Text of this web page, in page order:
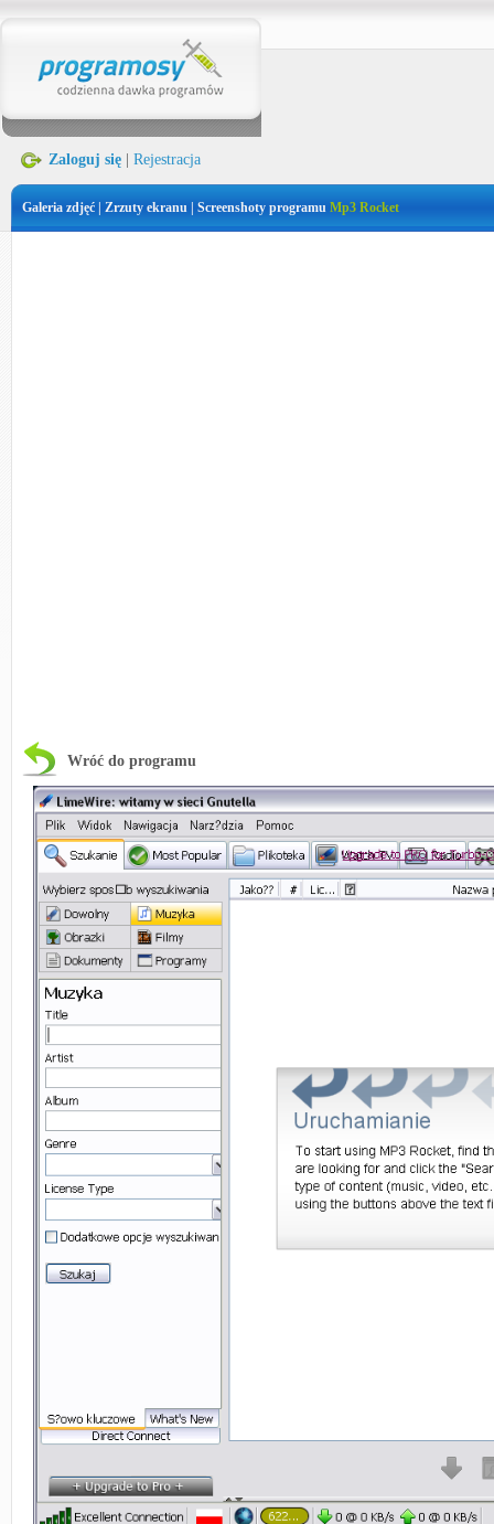
Zaloguj się Rejestracja
Galeria zdjęć | Zrzuty ekranu | Screenshoty programu Mp3 Rocket
Wróć do programu